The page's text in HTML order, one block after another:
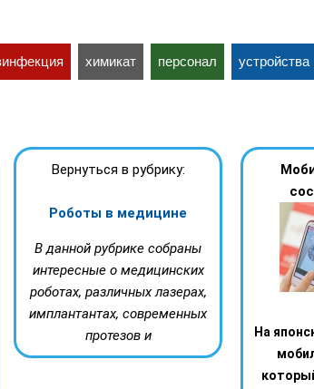
химикат персонал устройства
Вернуться в рубрику:
Роботы в медицине
В данной рубрике собраны
интересные о медицинских
роботах, различных лазерах,
имплантантах, современных
протезов и
На